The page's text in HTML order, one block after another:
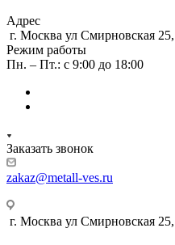
Адрес
г. Москва ул Смирновская
Режим работы
Пн. – Пт.: с 9:00 до 18:00
Заказать звонок
zakaz@metall-ves.ru
г. Москва ул Смирновская